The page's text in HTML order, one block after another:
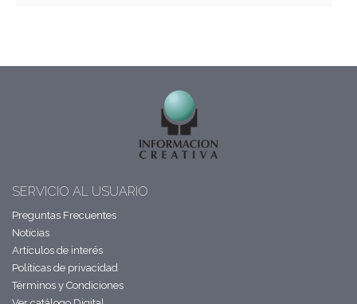
SERVICIO AL USUARIO
Preguntas Frecuentes
Noticias
Artículos de interés
Políticas de privacidad
Términos y Condiciones